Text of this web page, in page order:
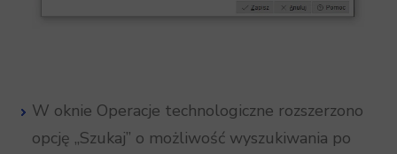
W oknie Operacje technologiczne rozszerzono
opcję „Szukaj” o możliwość wyszukiwania po